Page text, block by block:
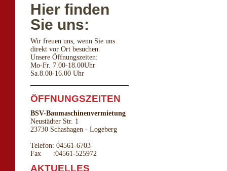
Hier finden
Sie uns:
Wir freuen uns, wenn Sie uns
direkt vor Ort besuchen.
Unsere Öffnungszeiten:
Mo-Fr. 7.00-18.00Uhr
Sa.8.00-16.00 Uhr
ÖFFNUNGSZEITEN
BSV-Baumaschinenvermietung
Neustädter Str. 1
23730 Schashagen - Logeberg
Telefon: 04561-6703
Fax :04561-525972
AKTUELLES